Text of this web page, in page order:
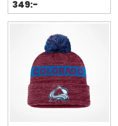
349:-